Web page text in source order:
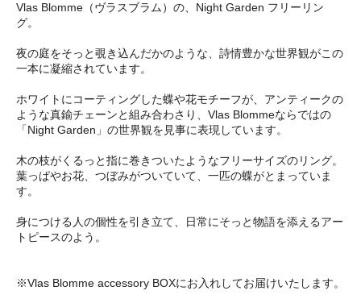
Vlas Blomme（ヴラスブラム）の、Night Garden フリーリン
グ。
夜の庭をそっと覗き込んだかのような、詩情豊かな世界観がこの
一本に凝縮されています。
ホワイトにコーティングした蝶や花モチーフが、アンティークの
ような真鍮チェーンと組み合わさり、Vlas Blommeならではの
「Night Garden」の世界観を見事に表現しています。
木の枝がくるっと指に巻きついたようなフリーサイズのリング。
葉っぱやお花、つぼみがついていて、一匹の蝶がとまっていま
す。
身につける人の個性を引き立て、日常にそっと物語を添えるアー
トピースのよう。
※Vlas Blomme accessory BOXにお入れしてお届けいたします。